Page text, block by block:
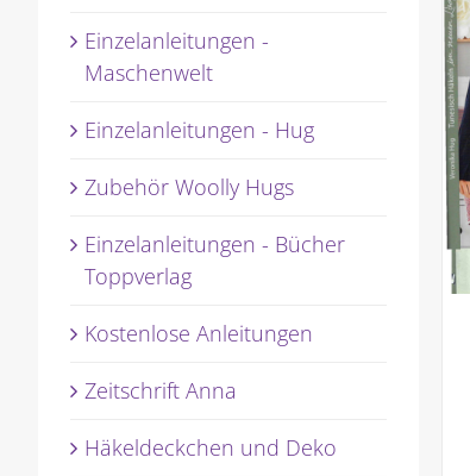
Einzelanleitungen -
Maschenwelt
Einzelanleitungen - Hug
Zubehör Woolly Hugs
Einzelanleitungen - Bücher
Toppverlag
Kostenlose Anleitungen
Zeitschrift Anna
Häkeldeckchen und Deko